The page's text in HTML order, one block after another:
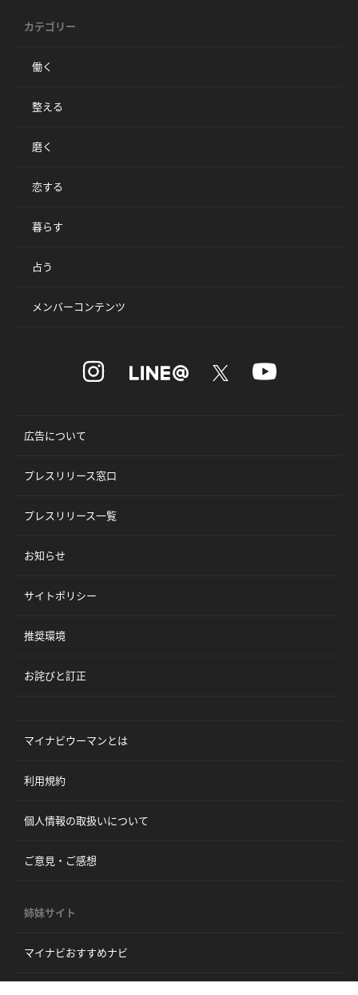
カテゴリー
働く
整える
磨く
恋する
暮らす
占う
メンバーコンテンツ
広告について
プレスリリース窓口
プレスリリース一覧
お知らせ
サイトポリシー
推奨環境
お詫びと訂正
マイナビウーマンとは
利用規約
個人情報の取扱いについて
ご意見・ご感想
姉妹サイト
マイナビおすすめナビ